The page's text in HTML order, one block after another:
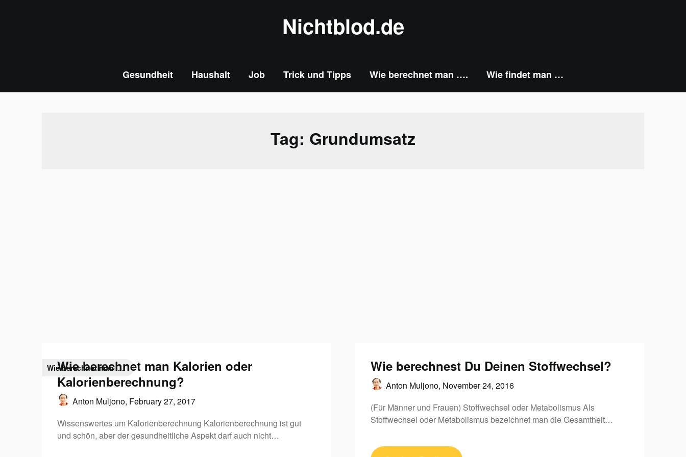
Nichtblod.de
Gesundheit Haushalt Job Trick und Tipps Wie berechnet man …. Wie findet man …
Tag: Grundumsatz
Wie berechnet man ....
Wie berechnet man Kalorien oder
Kalorienberechnung?
Anton Muljono, February 27, 2017
Wissenswertes um Kalorienberechnung Kalorienberechnung ist gut
und schön, aber der gesundheitliche Aspekt darf auch nicht…
Wie berechnest Du Deinen Stoffwechsel?
Anton Muljono, November 24, 2016
(Für Männer und Frauen) Stoffwechsel oder Metabolismus Als
Stoffwechsel oder Metabolismus bezeichnet man die Gesamtheit…